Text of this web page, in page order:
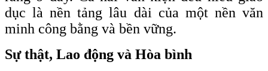
dục là nền tảng lâu dài của một nền văn
minh công bằng và bền vững.
Sự thật, Lao động và Hòa bình